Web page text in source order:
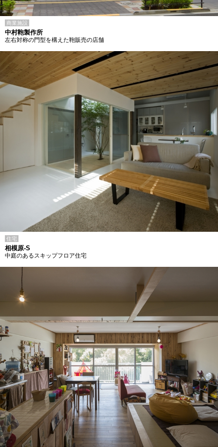
商業施設
中村鞄製作所
左右対称の門型を構えた鞄販売の店舗
住宅
相模原-S
中庭のあるスキップフロア住宅